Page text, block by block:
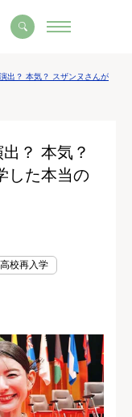
出？ 本気？ スザンヌさんが
？ 本気？
した本当の
校再入学